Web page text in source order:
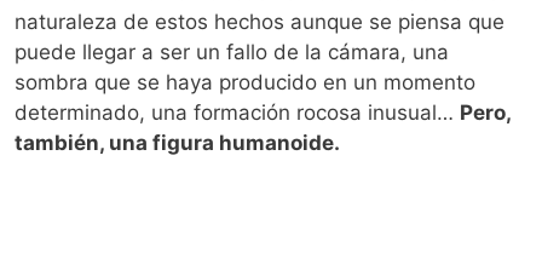
naturaleza de estos hechos aunque se piensa que
puede llegar a ser un fallo de la cámara, una
sombra que se haya producido en un momento
determinado, una formación rocosa inusual… Pero,
también, una figura humanoide.